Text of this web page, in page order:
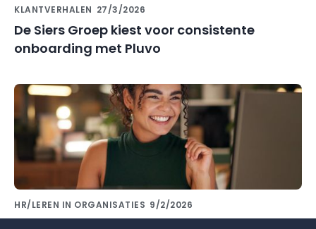
KLANTVERHALEN 27/3/2026
De Siers Groep kiest voor consistente
onboarding met Pluvo
HR/LEREN IN ORGANISATIES 9/2/2026